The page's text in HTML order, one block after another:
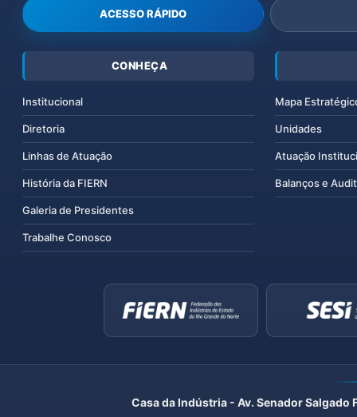
ACESSO RÁPIDO
CONHEÇA
Institucional
Diretoria
Linhas de Atuação
História da FIERN
Galeria de Presidentes
Trabalhe Conosco
Mapa
Unidades
Atuação
Balanços e
Casa da Indústria - Av. Senador